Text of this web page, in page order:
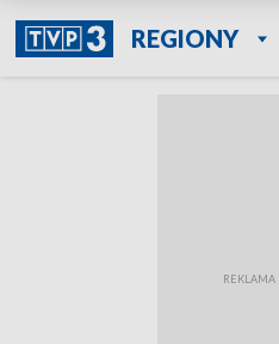
REGIONY